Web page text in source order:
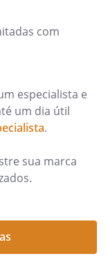
com
especialista e
um dia útil
.
sua marca